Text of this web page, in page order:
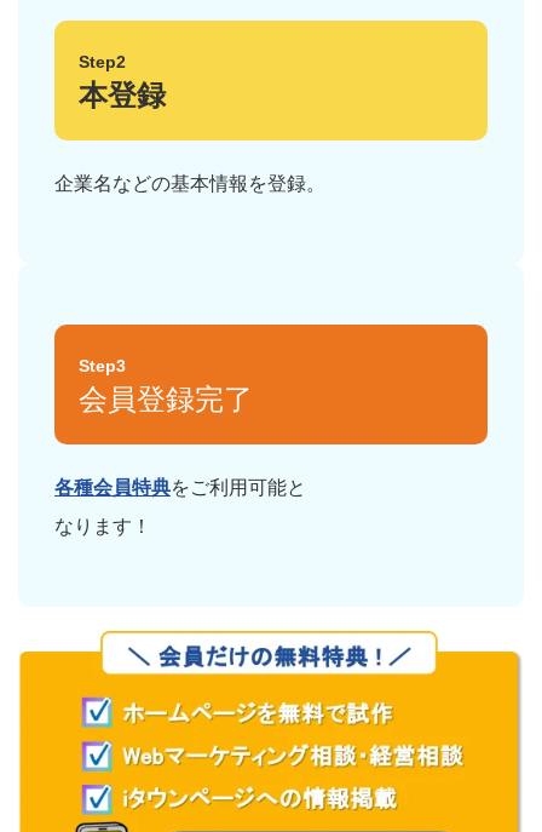
Step2
本登録
企業名などの基本情報を登録。
Step3
会員登録完了
各種会員特典をご利用可能と
なります！